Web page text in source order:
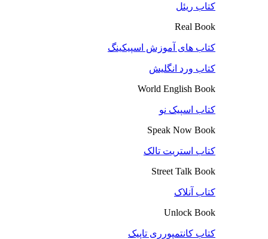
کتاب ریئل
Real Book
کتاب های آموزش اسپیکینگ
کتاب ورد انگلیش
World English Book
کتاب اسپیک نو
Speak Now Book
کتاب استریت تالک
Street Talk Book
کتاب آنلاک
Unlock Book
کتاب کانتمپورِری تاپیک